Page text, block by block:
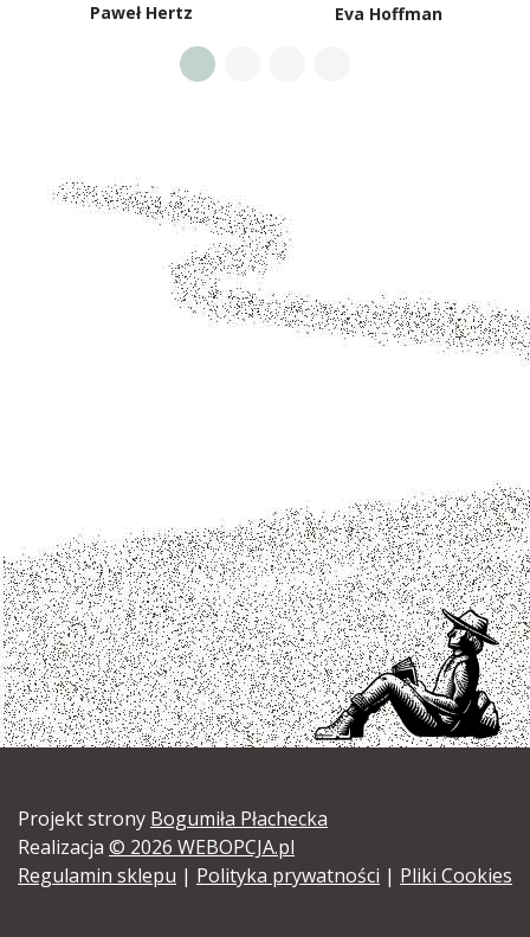
Paweł Hertz Eva Hoffman
Projekt strony Bogumiła Płachecka
Realizacja © 2026 WEBOPCJA.pl
Regulamin sklepu | Polityka prywatności | Pliki Cookies